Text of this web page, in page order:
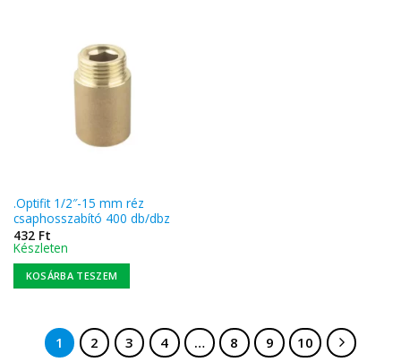
.Optifit 1/2″-15 mm réz
csaphosszabító 400 db/dbz
432 Ft
Készleten
KOSÁRBA TESZEM
1 2 3 4 … 8 9 10